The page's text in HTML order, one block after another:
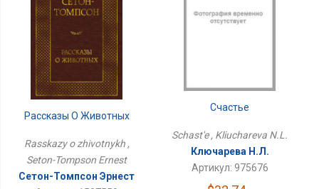
Рассказы О Животных
Rasskazy o zhivotnykh ,
Seton-Tompson Ernest
Сетон-Томпсон Эрнест
Счастье
Schast'e , Kliuchareva N.L.
Ключарева Н.Л.
Артикул: 975676